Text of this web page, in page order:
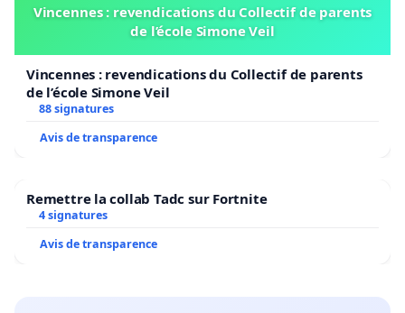
Vincennes : revendications du Collectif de parents
de l’école Simone Veil
Vincennes : revendications du Collectif de parents
de l’école Simone Veil
88 signatures
Avis de transparence
Remettre la collab Tadc sur Fortnite
4 signatures
Avis de transparence